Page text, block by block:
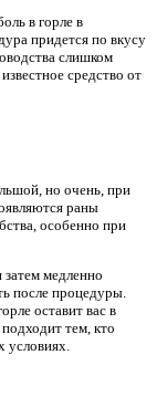
в горле в
придется по вкусу
слишком
средство от
но очень, при
раны
особенно при
медленно
после процедуры.
оставит вас в
тем, кто
условиях.